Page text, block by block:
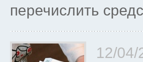
перечислить
12/04/